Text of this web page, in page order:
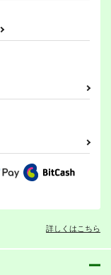
詳しくはこちら